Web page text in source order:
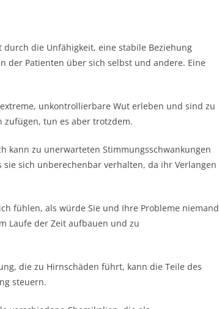
durch die Unfähigkeit, eine stabile Beziehung
Patienten über sich selbst und andere. Eine
unkontrollierbare Wut erleben und sind zu
zufügen, tun es aber trotzdem.
kann zu unerwarteten Stimmungsschwankungen
sich unberechenbar verhalten, da ihr Verlangen
fühlen, als würde Sie und Ihre Probleme niemand
Laufe der Zeit aufbauen und zu
die zu Hirnschäden führt, kann die Teile des
steuern.